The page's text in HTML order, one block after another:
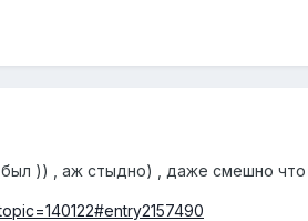
)) , аж стыдно) , даже смешно что